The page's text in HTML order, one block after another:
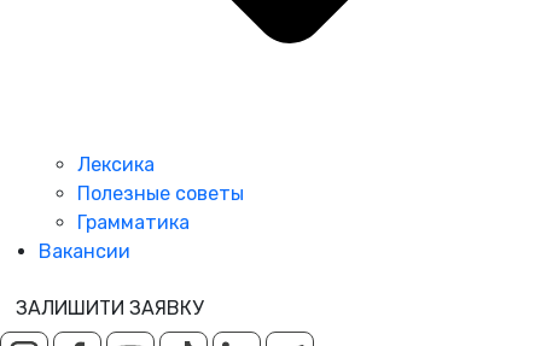
Лексика
Полезные советы
Грамматика
Вакансии
ЗАЛИШИТИ ЗАЯВКУ